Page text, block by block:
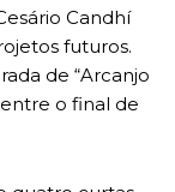
Candhí
futuros.
de “Arcanjo
o final de